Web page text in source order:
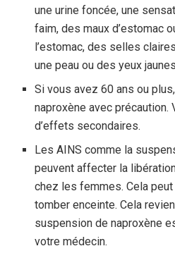
une urine foncée, une
faim, des maux d’estomac
l’estomac, des selles
une peau ou des yeux
Si vous avez 60 ans ou
naproxène avec
d’effets secondaires.
Les AINS comme la
peuvent affecter la
chez les femmes. Cela
tomber enceinte. Cela
suspension de naproxène
votre médecin.